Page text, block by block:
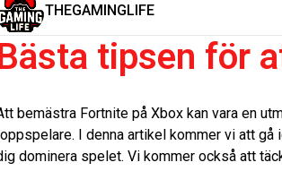
THEGAMINGLIFE
tipsen för
bemästra Fortnite på Xbox kan vara en
I denna artikel kommer vi att
dominera spelet. Vi kommer också att